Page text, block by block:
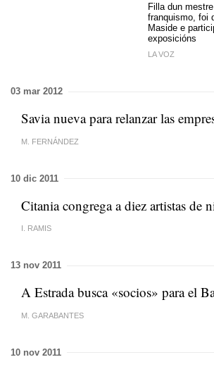
Filla dun
franquismo, foi
Maside e
exposicións
LA VOZ
03 mar 2012
Savia nueva para relanzar las
M. FERNÁNDEZ
10 dic 2011
Citania congrega a diez artistas de
I. RAMIS
13 nov 2011
A Estrada busca «socios» para el
M. GARABANTES
10 nov 2011